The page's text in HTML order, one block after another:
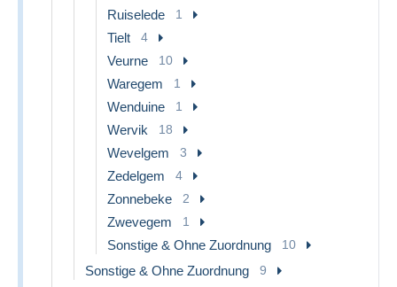
Ruiselede 1
Tielt 4
Veurne 10
Waregem 1
Wenduine 1
Wervik 18
Wevelgem 3
Zedelgem 4
Zonnebeke 2
Zwevegem 1
Sonstige & Ohne Zuordnung 10
Sonstige & Ohne Zuordnung 9